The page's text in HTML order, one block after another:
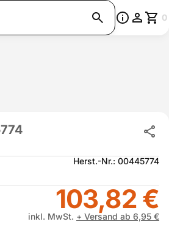
0
Herst.-Nr.: 00445774
103,82 €
inkl. MwSt. + Versand ab 6,95 €